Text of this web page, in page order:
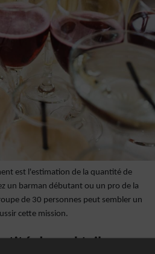
est l'estimation de la quantité de
un barman débutant ou un pro de la
de 30 personnes peut sembler un
cette mission.
de cocktails